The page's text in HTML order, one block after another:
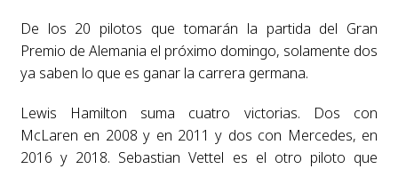
De los 20 pilotos que tomarán la partida del Gran
Premio de Alemania el próximo domingo, solamente dos
ya saben lo que es ganar la carrera germana.
Lewis Hamilton suma cuatro victorias. Dos con
McLaren en 2008 y en 2011 y dos con Mercedes, en
2016 y 2018. Sebastian Vettel es el otro piloto que